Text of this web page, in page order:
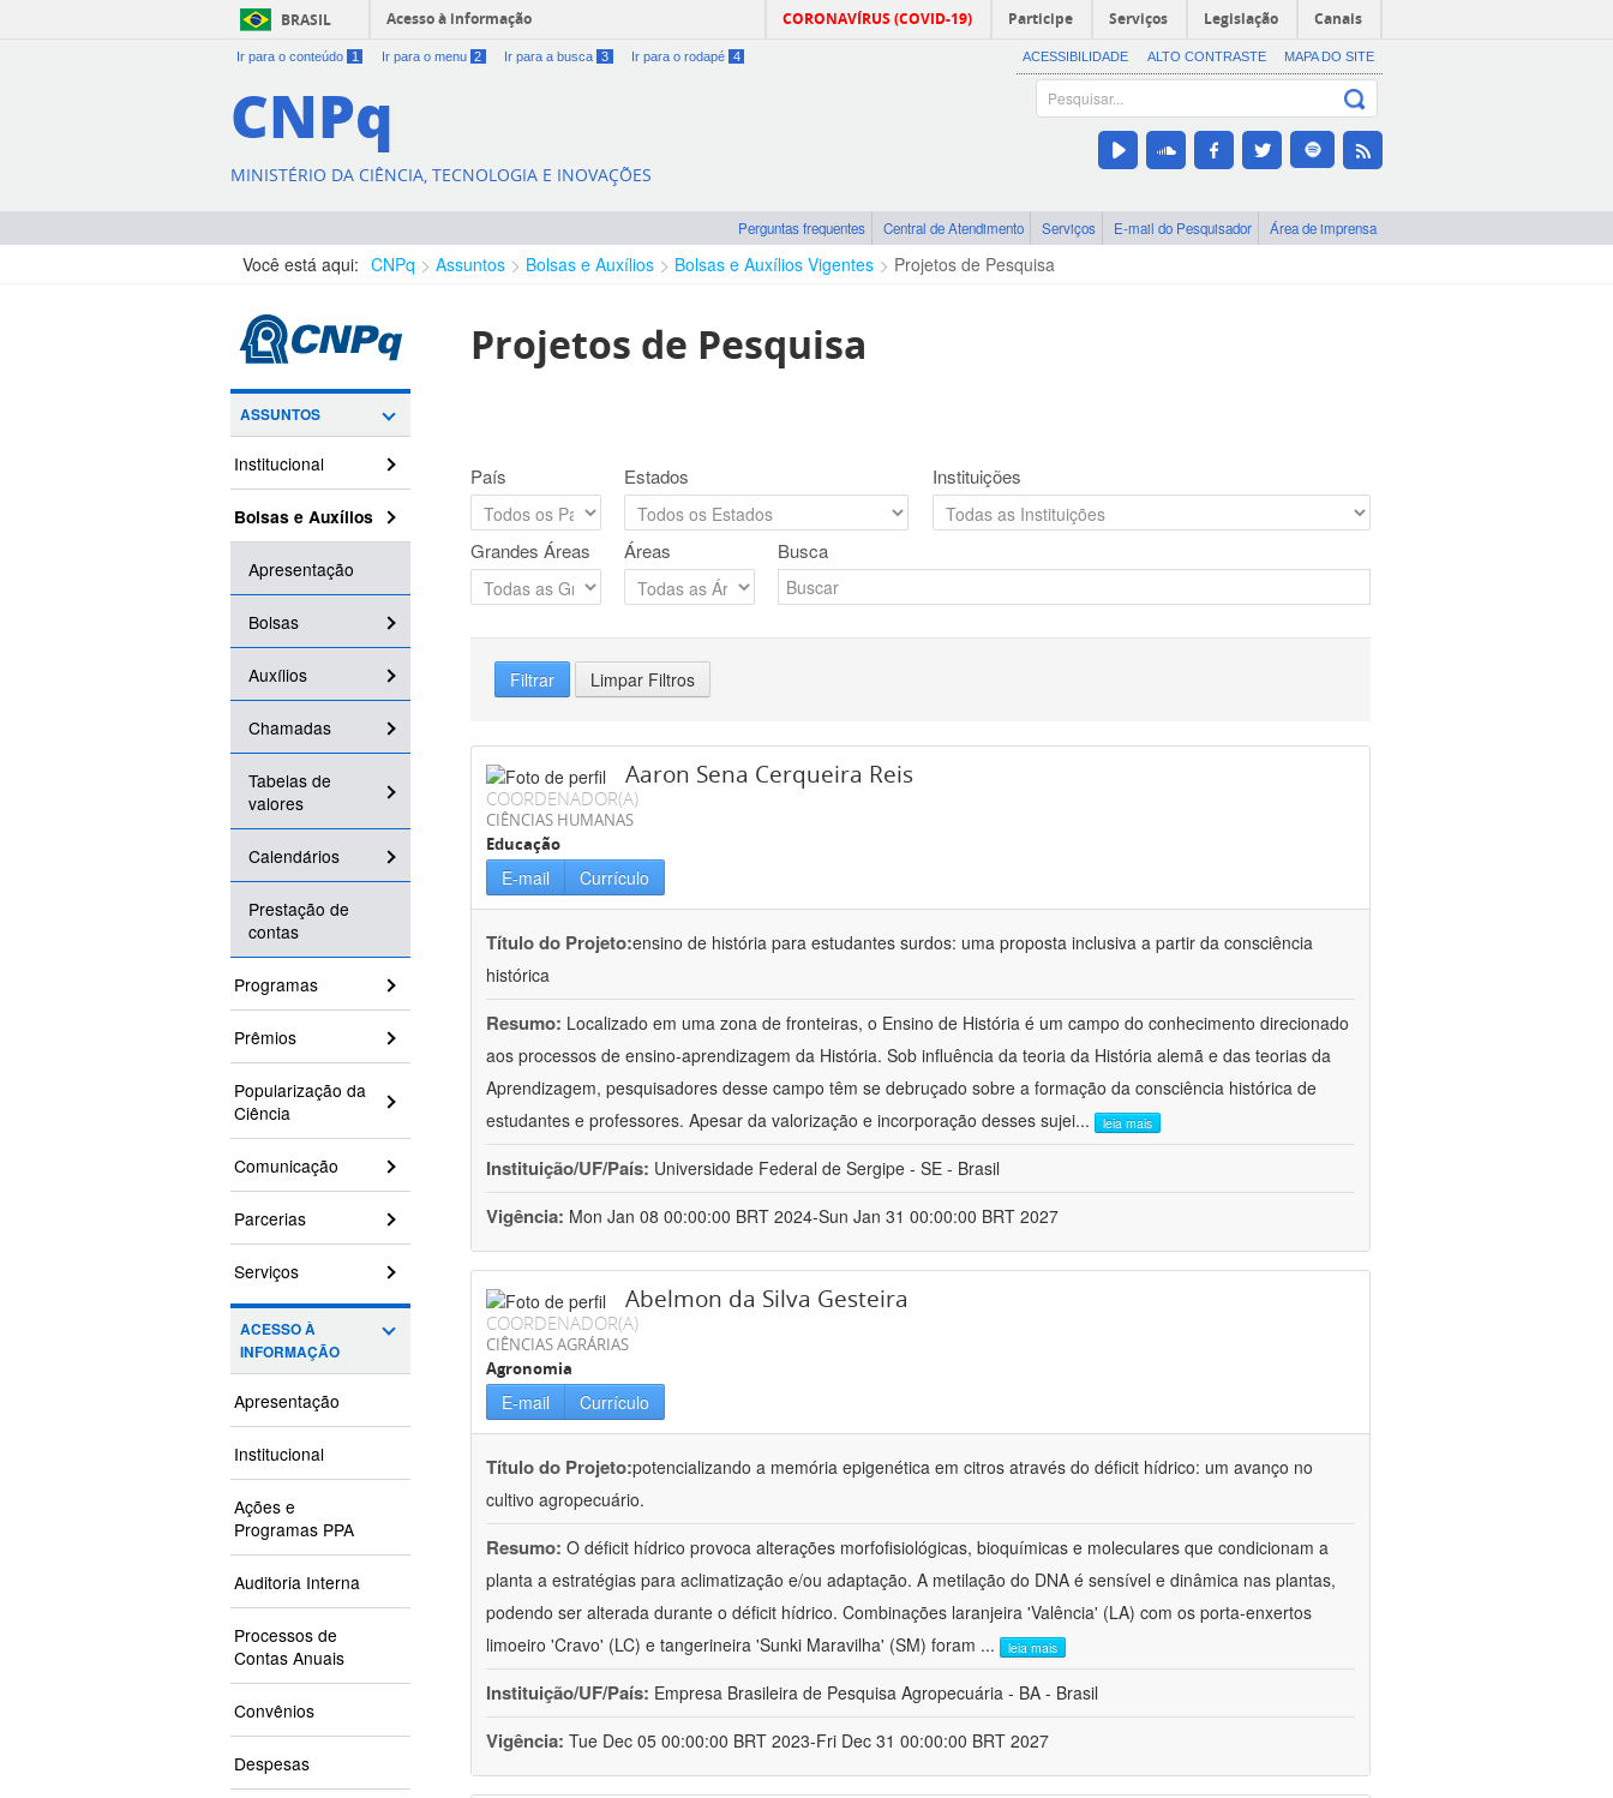
BRASIL Acesso à informação CORONAVÍRUS (COVID-19) Participe Serviços Legislação Canais
Ir para o conteúdo 1 Ir para o menu 2 Ir para a busca 3 Ir para o rodapé 4 ACESSIBILIDADE ALTO CONTRASTE MAPA DO SITE
CNPq
MINISTÉRIO DA CIÊNCIA, TECNOLOGIA E INOVAÇÕES
Perguntas frequentes Central de Atendimento Serviços E-mail do Pesquisador Área de imprensa
Você está aqui: CNPq Assuntos Bolsas e Auxílios Bolsas e Auxílios Vigentes Projetos de Pesquisa
ASSUNTOS
Institucional
Bolsas e Auxílios
Apresentação
Bolsas
Auxílios
Chamadas
Tabelas de
valores
Calendários
Prestação de
contas
Programas
Prêmios
Popularização da
Ciência
Comunicação
Parcerias
Serviços
ACESSO À
INFORMAÇÃO
Apresentação
Institucional
Ações e
Programas PPA
Auditoria Interna
Processos de
Contas Anuais
Convênios
Despesas
Projetos de Pesquisa
País Estados Instituições
Grandes Áreas Áreas Busca
Filtrar Limpar Filtros
Aaron Sena Cerqueira Reis
COORDENADOR(A)
CIÊNCIAS HUMANAS
Educação
E-mail Currículo
Título do Projeto:ensino de história para estudantes surdos: uma proposta inclusiva a partir da consciência
histórica
Resumo: Localizado em uma zona de fronteiras, o Ensino de História é um campo do conhecimento direcionado
aos processos de ensino-aprendizagem da História. Sob influência da teoria da História alemã e das teorias da
Aprendizagem, pesquisadores desse campo têm se debruçado sobre a formação da consciência histórica de
estudantes e professores. Apesar da valorização e incorporação desses sujei... leia mais
Instituição/UF/País: Universidade Federal de Sergipe - SE - Brasil
Vigência: Mon Jan 08 00:00:00 BRT 2024-Sun Jan 31 00:00:00 BRT 2027
Abelmon da Silva Gesteira
COORDENADOR(A)
CIÊNCIAS AGRÁRIAS
Agronomia
E-mail Currículo
Título do Projeto:potencializando a memória epigenética em citros através do déficit hídrico: um avanço no
cultivo agropecuário.
Resumo: O déficit hídrico provoca alterações morfofisiológicas, bioquímicas e moleculares que condicionam a
planta a estratégias para aclimatização e/ou adaptação. A metilação do DNA é sensível e dinâmica nas plantas,
podendo ser alterada durante o déficit hídrico. Combinações laranjeira 'Valência' (LA) com os porta-enxertos
limoeiro 'Cravo' (LC) e tangerineira 'Sunki Maravilha' (SM) foram ... leia mais
Instituição/UF/País: Empresa Brasileira de Pesquisa Agropecuária - BA - Brasil
Vigência: Tue Dec 05 00:00:00 BRT 2023-Fri Dec 31 00:00:00 BRT 2027